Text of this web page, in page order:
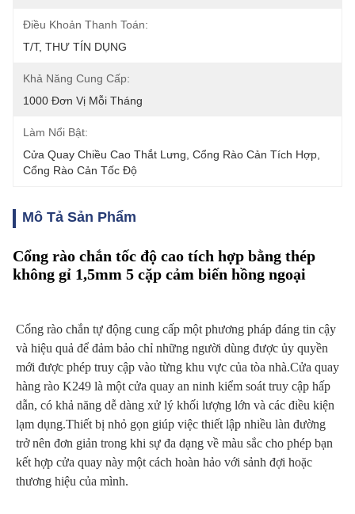
Điều Khoản Thanh Toán:
T/T, THƯ TÍN DỤNG
Khả Năng Cung Cấp:
1000 Đơn Vị Mỗi Tháng
Làm Nổi Bật:
Cửa Quay Chiều Cao Thắt Lưng Cổng Rào Cản Tích Hợp
Cổng Rào Cản Tốc Độ
Mô Tả Sản Phẩm
Cổng rào chắn tốc độ cao tích hợp bằng thép
không gỉ 1,5mm 5 cặp cảm biến hồng ngoại
Cổng rào chắn tự động cung cấp một phương pháp đáng tin cậy
và hiệu quả để đảm bảo chỉ những người dùng được ủy quyền
mới được phép truy cập vào từng khu vực của tòa nhà.Cửa quay
hàng rào K249 là một cửa quay an ninh kiểm soát truy cập hấp
dẫn, có khả năng dễ dàng xử lý khối lượng lớn và các điều kiện
lạm dụng.Thiết bị nhỏ gọn giúp việc thiết lập nhiều làn đường
trở nên đơn giản trong khi sự đa dạng về màu sắc cho phép bạn
kết hợp cửa quay này một cách hoàn hảo với sảnh đợi hoặc
thương hiệu của mình.